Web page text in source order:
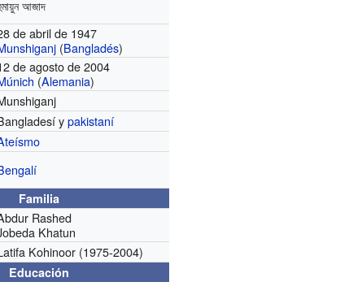
আজাদ
de abril de 1947
(Bangladés)
de agosto de 2004
(Alemania)
ypakistaní
Familia
Rashed
Khatun
Kohinoor (1975-2004)
Educación